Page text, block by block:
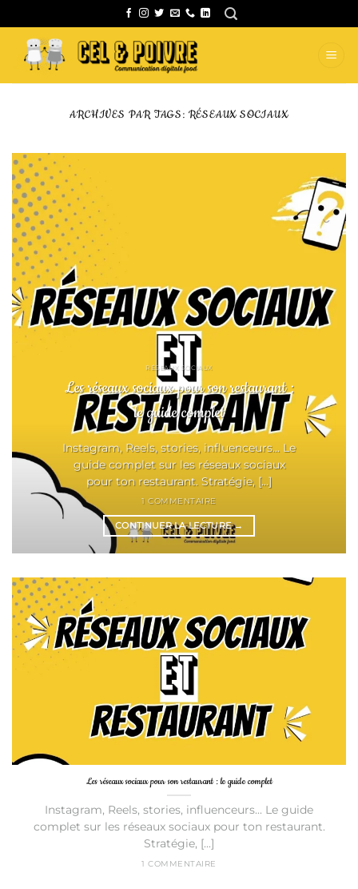
au
contenu
ARCHIVES PAR TAGS: RÉSEAUX SOCIAUX
RÉSEAUX SOCIAUX
Les réseaux sociaux pour son restaurant :
le guide complet
Instagram, Reels, stories, influenceurs... Le
guide complet sur les réseaux sociaux
pour ton restaurant. Stratégie, [...]
1 COMMENTAIRE
CONTINUER LA LECTURE→
Les réseaux sociaux pour son restaurant : le guide complet
Instagram, Reels, stories, influenceurs... Le guide
complet sur les réseaux sociaux pour ton restaurant.
Stratégie, [...]
1 COMMENTAIRE